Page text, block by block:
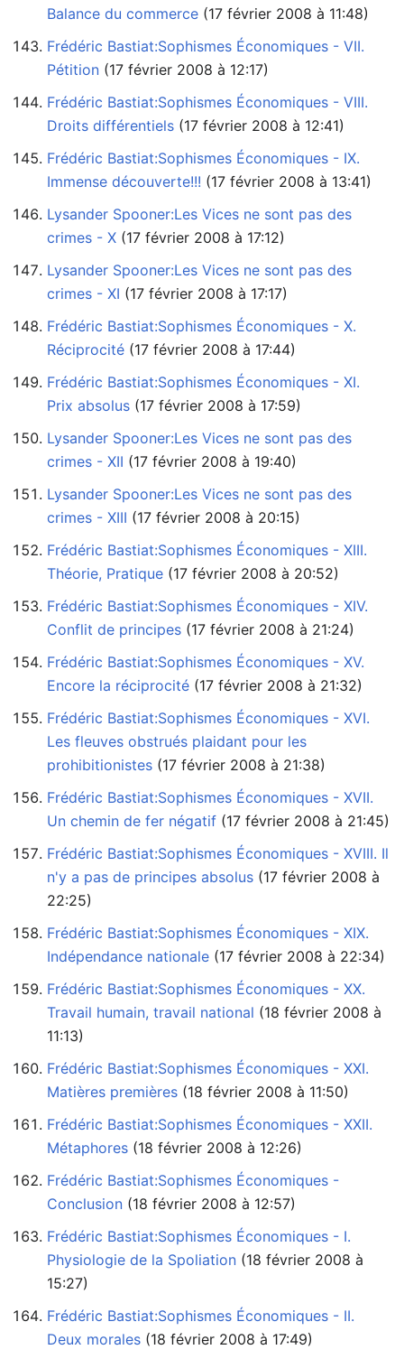
Balance du commerce ‏‎ (17 février 2008 à 11:48)
Frédéric Bastiat:Sophismes Économiques - VII.
Pétition ‏‎ (17 février 2008 à 12:17)
Frédéric Bastiat:Sophismes Économiques - VIII.
Droits différentiels ‏‎ (17 février 2008 à 12:41)
Frédéric Bastiat:Sophismes Économiques - IX.
Immense découverte!!! ‏‎ (17 février 2008 à 13:41)
Lysander Spooner:Les Vices ne sont pas des
crimes - X ‏‎ (17 février 2008 à 17:12)
Lysander Spooner:Les Vices ne sont pas des
crimes - XI ‏‎ (17 février 2008 à 17:17)
Frédéric Bastiat:Sophismes Économiques - X.
Réciprocité ‏‎ (17 février 2008 à 17:44)
Frédéric Bastiat:Sophismes Économiques - XI.
Prix absolus ‏‎ (17 février 2008 à 17:59)
Lysander Spooner:Les Vices ne sont pas des
crimes - XII ‏‎ (17 février 2008 à 19:40)
Lysander Spooner:Les Vices ne sont pas des
crimes - XIII ‏‎ (17 février 2008 à 20:15)
Frédéric Bastiat:Sophismes Économiques - XIII.
Théorie, Pratique ‏‎ (17 février 2008 à 20:52)
Frédéric Bastiat:Sophismes Économiques - XIV.
Conflit de principes ‏‎ (17 février 2008 à 21:24)
Frédéric Bastiat:Sophismes Économiques - XV.
Encore la réciprocité ‏‎ (17 février 2008 à 21:32)
Frédéric Bastiat:Sophismes Économiques - XVI.
Les fleuves obstrués plaidant pour les
prohibitionistes ‏‎ (17 février 2008 à 21:38)
Frédéric Bastiat:Sophismes Économiques - XVII.
Un chemin de fer négatif ‏‎ (17 février 2008 à 21:45)
Frédéric Bastiat:Sophismes Économiques - XVIII. Il
n'y a pas de principes absolus
22:25)
Frédéric Bastiat:Sophismes Économiques - XIX.
Indépendance nationale ‏‎ (17 février 2008 à 22:34)
Frédéric Bastiat:Sophismes Économiques - XX.
Travail humain, travail national
11:13)
Frédéric Bastiat:Sophismes Économiques - XXI.
Matières premières ‏‎ (18 février 2008 à 11:50)
Frédéric Bastiat:Sophismes Économiques - XXII.
Métaphores ‏‎ (18 février 2008 à 12:26)
Frédéric Bastiat:Sophismes Économiques -
Conclusion ‏‎ (18 février 2008 à 12:57)
Frédéric Bastiat:Sophismes Économiques - I.
Physiologie de la Spoliation
15:27)
Frédéric Bastiat:Sophismes Économiques - II.
Deux morales ‏‎ (18 février 2008 à 17:49)